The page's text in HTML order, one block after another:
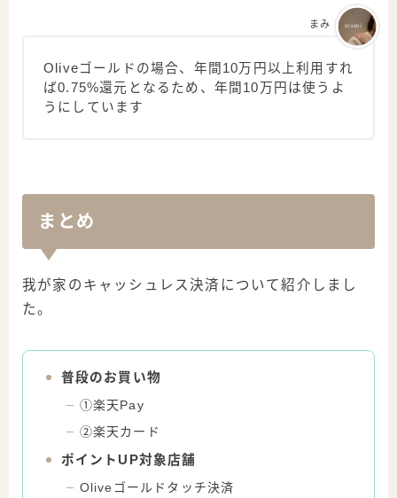
Oliveゴールドの場合、年間10万円以上利用すれ
ば0.75%還元となるため、年間10万円は使うよ
うにしています
まみ
まとめ
我が家のキャッシュレス決済について紹介しまし
た。
普段のお買い物
①楽天Pay
②楽天カード
ポイントUP対象店舗
Oliveゴールドタッチ決済